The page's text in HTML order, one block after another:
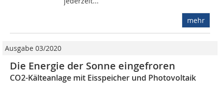
mehr
Ausgabe 03/2020
Die Energie der Sonne eingefroren
CO2-Kälteanlage mit Eisspeicher und Photovoltaik